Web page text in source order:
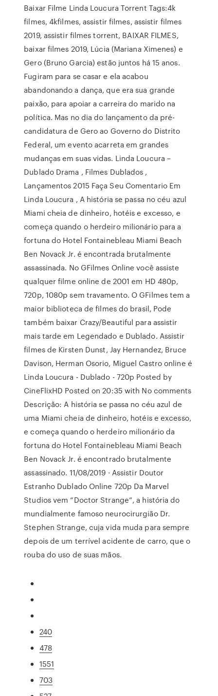
Baixar Filme Linda Loucura Torrent Tags:4k
filmes, 4kfilmes, assistir filmes, assistir filmes
2019, assistir filmes torrent, BAIXAR FILMES,
baixar filmes 2019, Lúcia (Mariana Ximenes) e
Gero (Bruno Garcia) estão juntos há 15 anos.
Fugiram para se casar e ela acabou
abandonando a dança, que era sua grande
paixão, para apoiar a carreira do marido na
política. Mas no dia do lançamento da pré-
candidatura de Gero ao Governo do Distrito
Federal, um evento acarreta em grandes
mudanças em suas vidas. Linda Loucura –
Dublado Drama , Filmes Dublados ,
Lançamentos 2015 Faça Seu Comentario Em
Linda Loucura , A história se passa no céu azul
Miami cheia de dinheiro, hotéis e excesso, e
começa quando o herdeiro milionário para a
fortuna do Hotel Fontainebleau Miami Beach
Ben Novack Jr. é encontrada brutalmente
assassinada. No GFilmes Online você assiste
qualquer filme online de 2001 em HD 480p,
720p, 1080p sem travamento. O GFilmes tem a
maior biblioteca de filmes do brasil, Pode
também baixar Crazy/Beautiful para assistir
mais tarde em Legendado e Dublado. Assistir
filmes de Kirsten Dunst, Jay Hernandez, Bruce
Davison, Herman Osorio, Miguel Castro online é
Linda Loucura - Dublado - 720p Posted by
CineFlixHD Posted on 20:35 with No comments
Descrição: A história se passa no céu azul de
uma Miami cheia de dinheiro, hotéis e excesso,
e começa quando o herdeiro milionário da
fortuna do Hotel Fontainebleau Miami Beach
Ben Novack Jr. é encontrado brutalmente
assassinado. 11/08/2019 · Assistir Doutor
Estranho Dublado Online 720p Da Marvel
Studios vem “Doctor Strange”, a história do
mundialmente famoso neurocirurgião Dr.
Stephen Strange, cuja vida muda para sempre
depois de um terrível acidente de carro, que o
rouba do uso de suas mãos.
240
478
1551
703